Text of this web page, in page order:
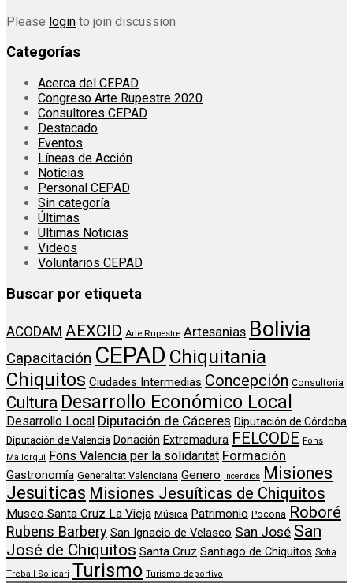
Please login to join discussion
Categorías
Acerca del CEPAD
Congreso Arte Rupestre 2020
Consultores CEPAD
Destacado
Eventos
Líneas de Acción
Noticias
Personal CEPAD
Sin categoría
Últimas
Ultimas Noticias
Videos
Voluntarios CEPAD
Buscar por etiqueta
ACODAM AEXCID Arte Rupestre Artesanias Bolivia
Capacitación CEPAD Chiquitania
Chiquitos Ciudades Intermedias Concepción Consultoria
Cultura Desarrollo Económico Local
Desarrollo Local Diputación de Cáceres Diputación de Córdoba
Diputación de Valencia Donación Extremadura FELCODE Fons
Mallorqui
Fons Valencia per la solidaritat Formación
Gastronomía Generalitat Valenciana Genero Incendios
Misiones
Jesuiticas Misiones Jesuíticas de Chiquitos
Museo Santa Cruz La Vieja Música Patrimonio Pocona Roboré
Rubens Barbery San Ignacio de Velasco San José San
José de Chiquitos Santa Cruz Santiago de Chiquitos Sofia
Treball Solidari Turismo Turismo deportivo